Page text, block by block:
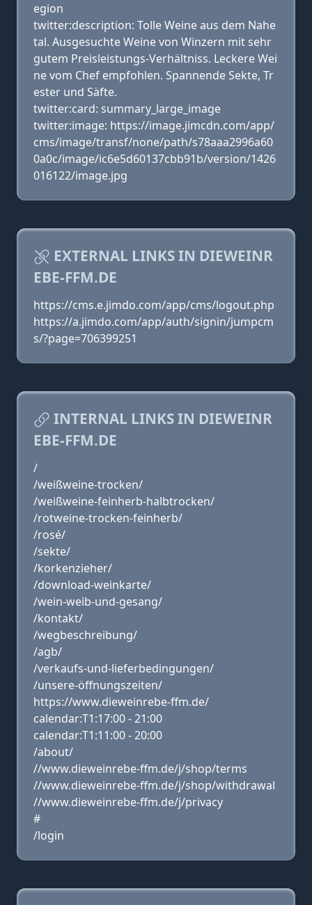
egion
twitter:description: Tolle Weine aus dem Nahe
tal. Ausgesuchte Weine von Winzern mit sehr
gutem Preisleistungs-Verhältniss. Leckere Wei
ne vom Chef empfohlen. Spannende Sekte, Tr
ester und Säfte.
twitter:card: summary_large_image
twitter:image: https://image.jimcdn.com/app/
cms/image/transf/none/path/s78aaa2996a60
0a0c/image/ic6e5d60137cbb91b/version/1426
016122/image.jpg
EXTERNAL LINKS IN DIEWEINR
EBE-FFM.DE
https://cms.e.jimdo.com/app/cms/logout.php
https://a.jimdo.com/app/auth/signin/jumpcm
s/?page=706399251
INTERNAL LINKS IN DIEWEINR
EBE-FFM.DE
/
/weißweine-trocken/
/weißweine-feinherb-halbtrocken/
/rotweine-trocken-feinherb/
/rosé/
/sekte/
/korkenzieher/
/download-weinkarte/
/wein-weib-und-gesang/
/kontakt/
/wegbeschreibung/
/agb/
/verkaufs-und-lieferbedingungen/
/unsere-öffnungszeiten/
https://www.dieweinrebe-ffm.de/
calendar:T1:17:00 - 21:00
calendar:T1:11:00 - 20:00
/about/
//www.dieweinrebe-ffm.de/j/shop/terms
//www.dieweinrebe-ffm.de/j/shop/withdrawal
//www.dieweinrebe-ffm.de/j/privacy
#
/login